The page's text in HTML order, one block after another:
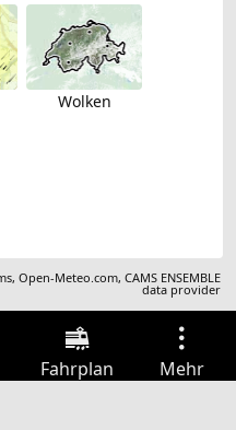
Wolken
,Open-Meteo.com,CAMS ENSEMBLE
data provider
Fahrplan Mehr